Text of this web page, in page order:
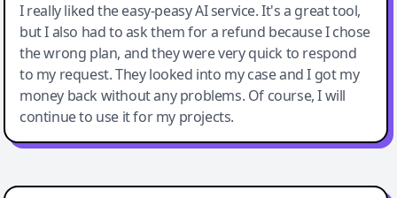
I really liked the easy-peasy AI service. It's a great tool,
but I also had to ask them for a refund because I chose
the wrong plan, and they were very quick to respond
to my request. They looked into my case and I got my
money back without any problems. Of course, I will
continue to use it for my projects.